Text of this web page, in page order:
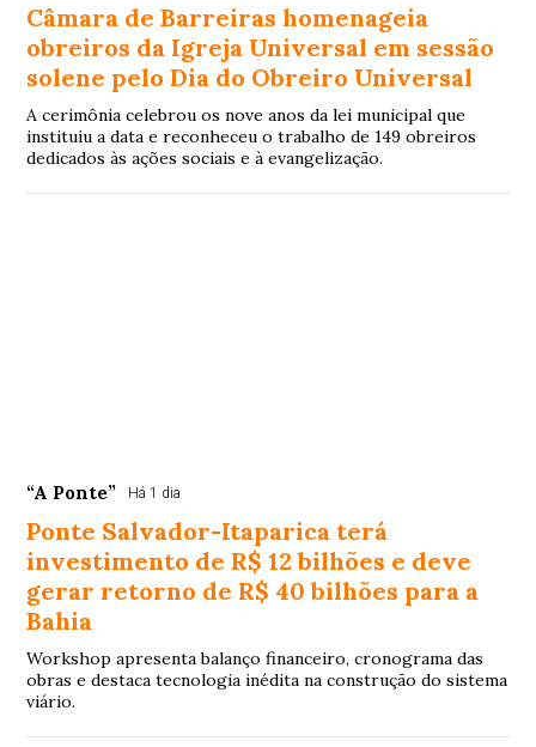
Câmara de Barreiras homenageia
obreiros da Igreja Universal em sessão
solene pelo Dia do Obreiro Universal
A cerimônia celebrou os nove anos da lei municipal que
instituiu a data e reconheceu o trabalho de 149 obreiros
dedicados às ações sociais e à evangelização.
“A Ponte” Há 1 dia
Ponte Salvador-Itaparica terá
investimento de R$ 12 bilhões e deve
gerar retorno de R$ 40 bilhões para a
Bahia
Workshop apresenta balanço financeiro, cronograma das
obras e destaca tecnologia inédita na construção do sistema
viário.